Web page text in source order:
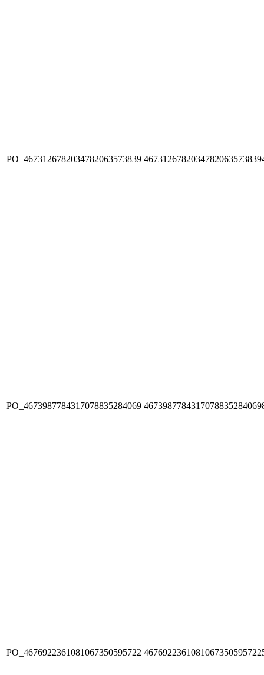
PO_4673126782034782063573839
PO_4673987784317078835284069
PO_4676922361081067350595722